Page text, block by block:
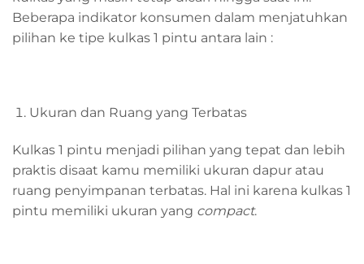
Beberapa indikator konsumen dalam menjatuhkan
pilihan ke tipe kulkas 1 pintu antara lain :
Ukuran dan Ruang yang Terbatas
Kulkas 1 pintu menjadi pilihan yang tepat dan lebih
praktis disaat kamu memiliki ukuran dapur atau
ruang penyimpanan terbatas. Hal ini karena kulkas 1
pintu memiliki ukuran yang compact.